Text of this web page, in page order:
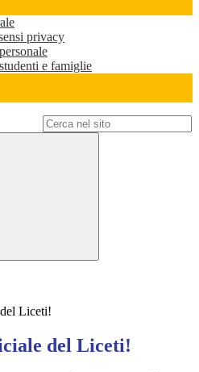
privacy
e famiglie
Liceti!
del Liceti!